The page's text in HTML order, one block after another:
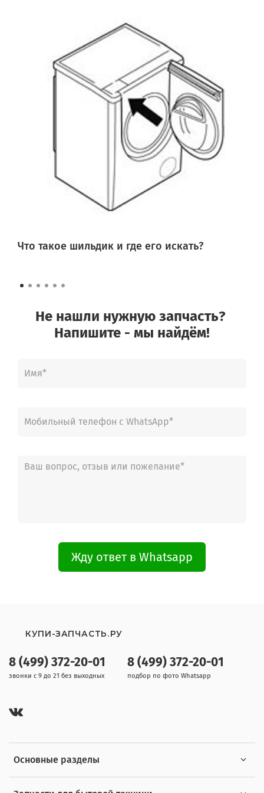
853788045001 WHIRLPOOL AWG 880-D HK
853788081000 WHIRLPOOL AWG 880-D CZN
853787438001 WHIRLPOOL AWG 874 I
853787910001 WHIRLPOOL AWG 879 OS
853787945001 WHIRLPOOL AWG 879 HK
853787510201 WHIRLPOOL AWG 875/D CE
853786538501 WHIRLPOOL AWG 865 I
853786638001 WHIRLPOOL AWG 866 I
853787410101 WHIRLPOOL AWG 874-D OS
853787510101 WHIRLPOOL AWG 875 CSI
853786010501 WHIRLPOOL AWG 860-D CE
853787510001 WHIRLPOOL AWG 875 OS
853787061401 WHIRLPOOL AWG 870/4 S
853787410001 WHIRLPOOL AWG 874 OS
Что такое шильдик и где его искать?
Не нашли нужную запчасть?
Напишите - мы найдём!
Жду ответ в Whatsapp
Основные разделы
8 (499) 372-20-01
звонки с 9 до 21 без выходных
8 (499) 372-20-01
подбор по фото Whatsapp
КУПИ-ЗАПЧАСТЬ.РУ